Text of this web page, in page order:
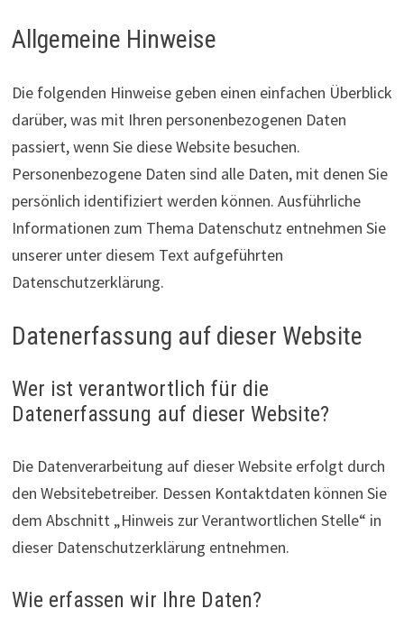
Allgemeine Hinweise
Die folgenden Hinweise geben einen einfachen Überblick
darüber, was mit Ihren personenbezogenen Daten
passiert, wenn Sie diese Website besuchen.
Personenbezogene Daten sind alle Daten, mit denen Sie
persönlich identifiziert werden können. Ausführliche
Informationen zum Thema Datenschutz entnehmen Sie
unserer unter diesem Text aufgeführten
Datenschutzerklärung.
Datenerfassung auf dieser Website
Wer ist verantwortlich für die
Datenerfassung auf dieser Website?
Die Datenverarbeitung auf dieser Website erfolgt durch
den Websitebetreiber. Dessen Kontaktdaten können Sie
dem Abschnitt „Hinweis zur Verantwortlichen Stelle“ in
dieser Datenschutzerklärung entnehmen.
Wie erfassen wir Ihre Daten?